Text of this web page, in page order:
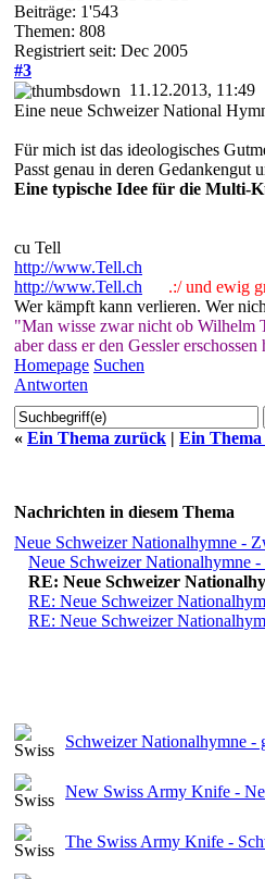
Beiträge: 1'543
Themen: 808
Registriert seit: Dec 2005
#3
11.12.2013, 11:49
Eine neue Schweizer National
Für mich ist das ideologisches
Passt genau in deren
Eine typische Idee für die Multi-
cu Tell
http://www.Tell.ch
http://www.Tell.ch
.:/ und ewig
Wer kämpft kann verlieren. Wer
"Man wisse zwar nicht ob Wilhelm
aber dass er den Gessler
Homepage Suchen
Antworten
« Ein Thema zurück | Ein
Nachrichten in diesem Thema
Neue Schweizer Nationalhymne -
Neue Schweizer Nationalhymne
RE: Neue Schweizer
RE: Neue Schweizer
RE: Neue Schweizer
Schweizer Nationalhymne -
New Swiss Army Knife -
The Swiss Army Knife -